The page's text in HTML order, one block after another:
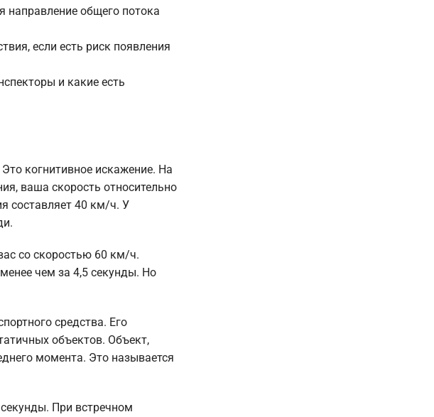
направление общего потока
если есть риск появления
и какие есть
когнитивное искажение. На
ваша скорость относительно
составляет 40 км/ч. У
со скоростью 60 км/ч.
чем за 4,5 секунды. Но
средства. Его
объектов. Объект,
момента. Это называется
При встречном